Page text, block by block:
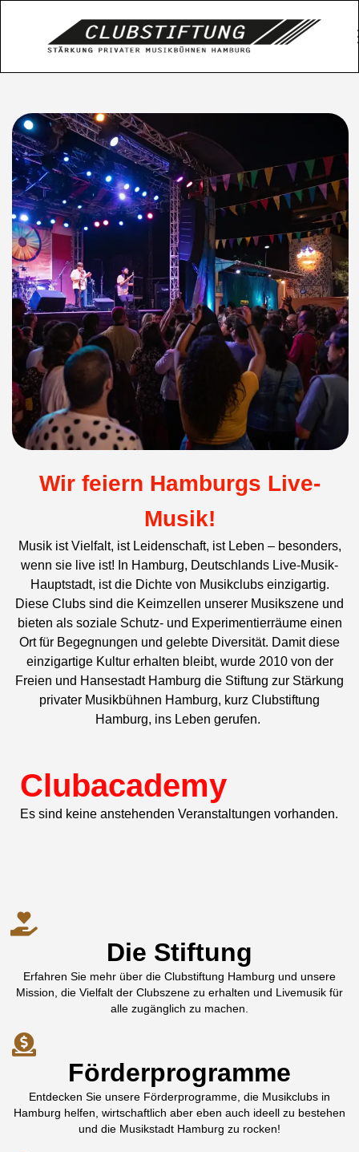
Wir feiern Hamburgs Live-
Musik!
Musik ist Vielfalt, ist Leidenschaft, ist Leben – besonders,
wenn sie live ist! In Hamburg, Deutschlands Live-Musik-
Hauptstadt, ist die Dichte von Musikclubs einzigartig.
Diese Clubs sind die Keimzellen unserer Musikszene und
bieten als soziale Schutz- und Experimentierräume einen
Ort für Begegnungen und gelebte Diversität. Damit diese
einzigartige Kultur erhalten bleibt, wurde 2010 von der
Freien und Hansestadt Hamburg die Stiftung zur Stärkung
privater Musikbühnen Hamburg, kurz Clubstiftung
Hamburg, ins Leben gerufen.
Clubacademy
Es sind keine anstehenden Veranstaltungen vorhanden.
Die Stiftung
Erfahren Sie mehr über die Clubstiftung Hamburg und unsere
Mission, die Vielfalt der Clubszene zu erhalten und Livemusik für
alle zugänglich zu machen.
Förderprogramme
Entdecken Sie unsere Förderprogramme, die Musikclubs in
Hamburg helfen, wirtschaftlich aber eben auch ideell zu bestehen
und die Musikstadt Hamburg zu rocken!